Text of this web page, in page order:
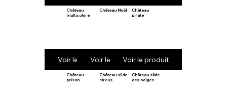
Château
multicolore
Voir le produit
Château Noël
Voir le produit
Château
pirate
Voir le produit
Château
prison
Château slide
circus
Château slide
des neiges